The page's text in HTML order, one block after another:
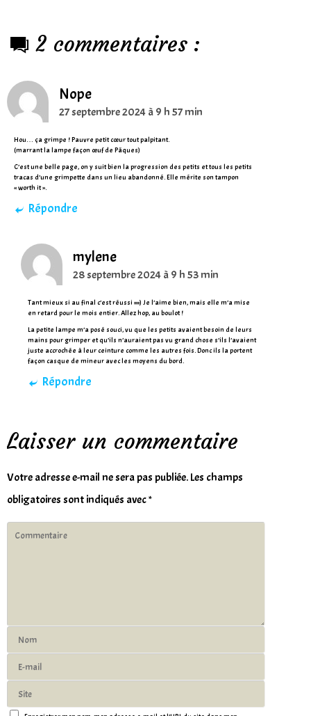
2 commentaires :
Nope
27 septembre 2024 à 9 h 57 min
Hou… ça grimpe ! Pauvre petit cœur tout palpitant.
(marrant la lampe façon œuf de Pâques)
C’est une belle page, on y suit bien la progression des petits et tous les petits
tracas d’une grimpette dans un lieu abandonné. Elle mérite son tampon
« worth it ».
Répondre
mylene
28 septembre 2024 à 9 h 53 min
Tant mieux si au final c’est réussi ^^) Je l’aime bien, mais elle m’a mise
en retard pour le mois entier. Allez hop, au boulot !
La petite lampe m’a posé souci, vu que les petits avaient besoin de leurs
mains pour grimper et qu’ils n’auraient pas vu grand chose s’ils l’avaient
juste accrochée à leur ceinture comme les autres fois. Donc ils la portent
façon casque de mineur avec les moyens du bord.
Répondre
Laisser un commentaire
Votre adresse e-mail ne sera pas publiée.Les champs
obligatoires sont indiqués avec*